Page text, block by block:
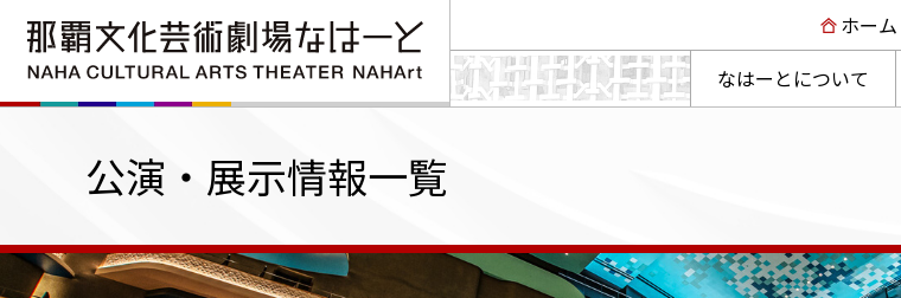
ホーム
なはーとについて
公演・展示情報一覧